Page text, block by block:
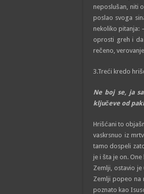
neposlušan, niti
poslao svoga
nekoliko pitanja:
oprosti greh i
rečeno,
3.Treći kredo
Ne boj se, ja
ključeve od
Hrišćani to
vaskrsnuo iz
tamo dospeli
je i šta je on.
Zemlji, ostavio je
Zemlji popeo na
poznato kao